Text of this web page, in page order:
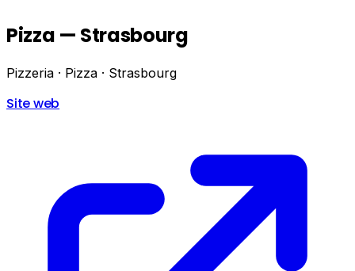
Pizza — Strasbourg
Pizzeria · Pizza · Strasbourg
Site web